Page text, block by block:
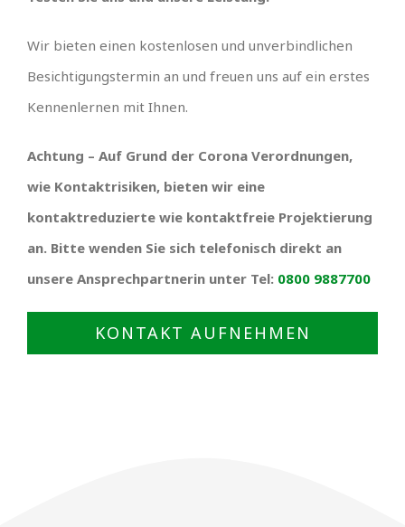
Wir bieten einen kostenlosen und unverbindlichen
Besichtigungstermin an und freuen uns auf ein erstes
Kennenlernen mit Ihnen.
Achtung – Auf Grund der Corona Verordnungen,
wie Kontaktrisiken, bieten wir eine
kontaktreduzierte wie kontaktfreie Projektierung
an. Bitte wenden Sie sich telefonisch direkt an
unsere Ansprechpartnerin unter Tel: 0800 9887700
KONTAKT AUFNEHMEN